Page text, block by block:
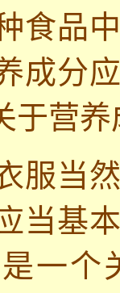
食品
成分
于营
服当
当基
一个